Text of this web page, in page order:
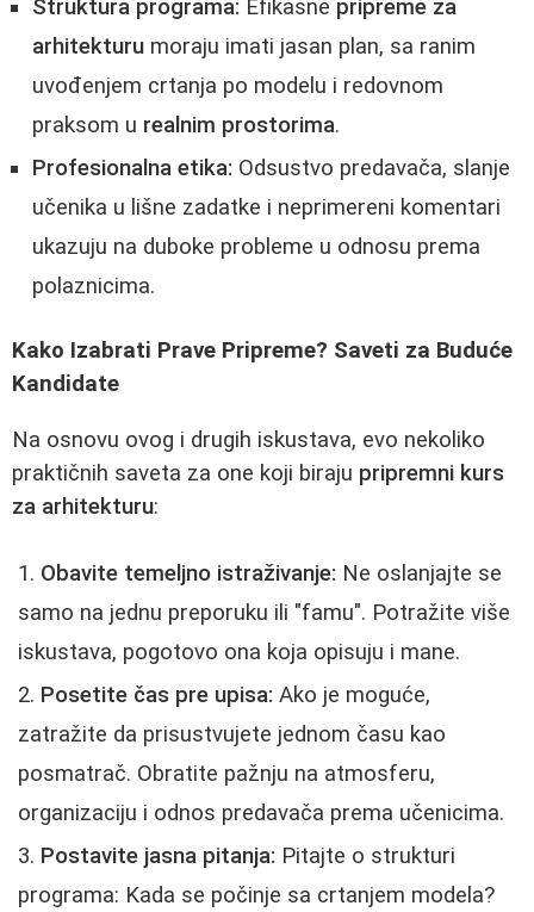
Struktura programa: Efikasne pripreme za
arhitekturu moraju imati jasan plan, sa ranim
uvođenjem crtanja po modelu i redovnom
praksom u realnim prostorima.
Profesionalna etika: Odsustvo predavača, slanje
učenika u lišne zadatke i neprimereni komentari
ukazuju na duboke probleme u odnosu prema
polaznicima.
Kako Izabrati Prave Pripreme? Saveti za Buduće
Kandidate
Na osnovu ovog i drugih iskustava, evo nekoliko
praktičnih saveta za one koji biraju pripremni kurs
za arhitekturu:
Obavite temeljno istraživanje: Ne oslanjajte se
samo na jednu preporuku ili "famu". Potražite više
iskustava, pogotovo ona koja opisuju i mane.
Posetite čas pre upisa: Ako je moguće,
zatražite da prisustvujete jednom času kao
posmatrač. Obratite pažnju na atmosferu,
organizaciju i odnos predavača prema učenicima.
Postavite jasna pitanja: Pitajte o strukturi
programa: Kada se počinje sa crtanjem modela?